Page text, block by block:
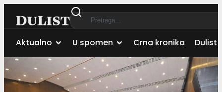
Aktualno U spomen Crna kronika Dulist